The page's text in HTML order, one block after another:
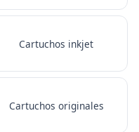
Cartuchos inkjet
Cartuchos originales